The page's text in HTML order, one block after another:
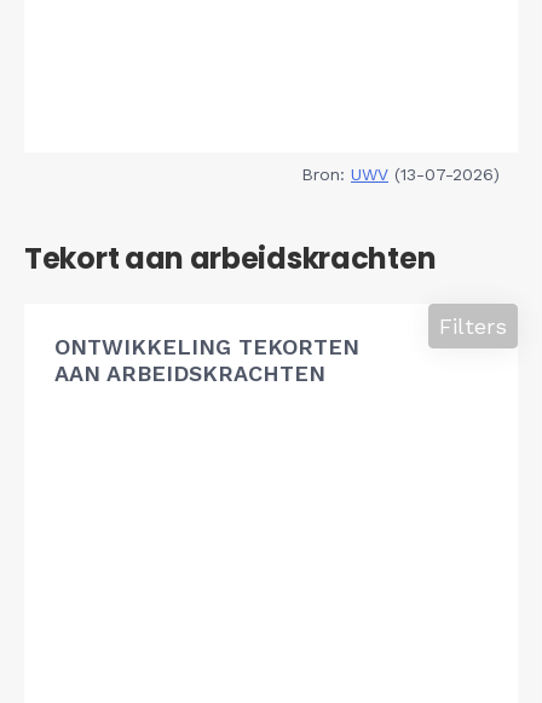
Bron: UWV (13-07-2026)
Tekort aan arbeidskrachten
ONTWIKKELING TEKORTEN
AAN ARBEIDSKRACHTEN
Filters